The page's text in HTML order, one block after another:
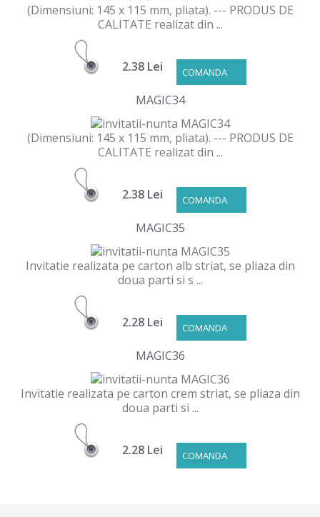
(Dimensiuni: 145 x 115 mm, pliata). --- PRODUS DE
CALITATE realizat din ...
COMANDA
2.38 Lei
MAGIC34
(Dimensiuni: 145 x 115 mm, pliata). --- PRODUS DE
CALITATE realizat din ...
COMANDA
2.38 Lei
MAGIC35
Invitatie realizata pe carton alb striat, se pliaza din
doua parti si s ...
COMANDA
2.28 Lei
MAGIC36
Invitatie realizata pe carton crem striat, se pliaza din
doua parti si ...
COMANDA
2.28 Lei